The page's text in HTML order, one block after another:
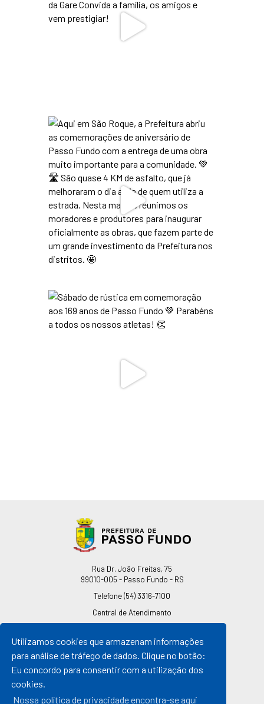
Utilizamos cookies que armazenam informações
para análise de tráfego de dados. Clique no botão:
Eu concordo para consentir com a utilização dos
cookies.
Nossa política de privacidade encontra-se aqui
Endereço
Rua Dr. João Freitas, 75
99010-005 - Passo Fundo - RS
Telefone(54) 3316-7100
Central de Atendimento
0800 541 7100
Horário de Atendimento
De segunda a sexta-feira
Das 13h30min às 17h